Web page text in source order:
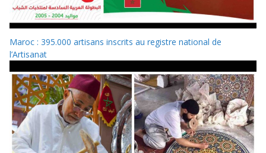
Maroc : 395.000 artisans inscrits au registre national de
l’Artisanat